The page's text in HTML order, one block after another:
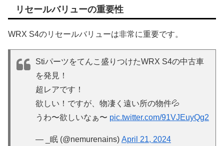
リセールバリューの重要性
WRX S4のリセールバリューは非常に重要です。
Stiパーツをてんこ盛りつけたWRX S4の中古車
を発見！
超レアです！
欲しい！ですが、物凄く遠い所の物件💦
うわ〜欲しいなぁ〜 pic.twitter.com/91VJEuyQg2
— _眠 (@nemurenains) April 21, 2024